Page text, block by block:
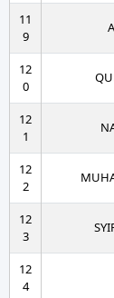
11
9
12
0
12
1
12
2
12
3
12
4